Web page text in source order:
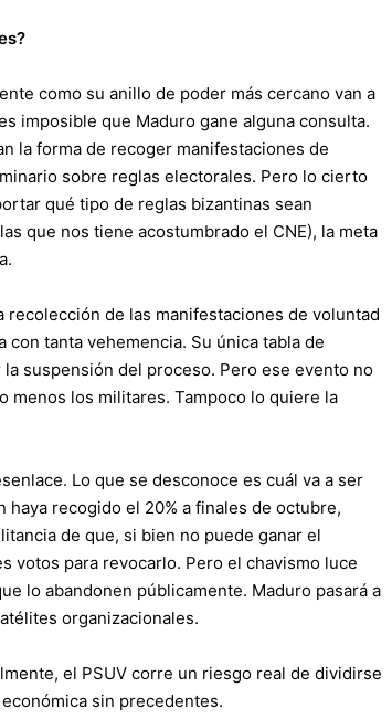
como su anillo de poder más cercano van a
imposible que Maduro gane alguna consulta.
la forma de recoger manifestaciones de
sobre reglas electorales. Pero lo cierto
qué tipo de reglas bizantinas sean
que nos tiene acostumbrado el CNE), la meta
recolección de las manifestaciones de voluntad
tanta vehemencia. Su única tabla de
suspensión del proceso. Pero ese evento no
menos los militares. Tampoco lo quiere la
Lo que se desconoce es cuál va a ser
recogido el 20% a finales de octubre,
de que, si bien no puede ganar el
votos para revocarlo. Pero el chavismo luce
lo abandonen públicamente. Maduro pasará a
organizacionales.
el PSUV corre un riesgo real de dividirse
sin precedentes.